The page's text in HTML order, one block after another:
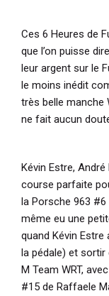
Ces 6 Heures de
que l’on puisse
leur argent sur le
le moins inédit
très belle manche
ne fait aucun
Kévin Estre,
course parfaite
la Porsche 963
même eu une
quand Kévin
la pédale) et sortir
M Team WRT,
#15 de Raffaele